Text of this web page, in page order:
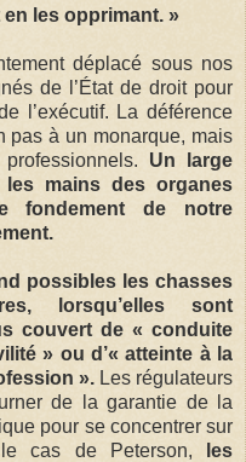
les opprimant. »
déplacé sous nos
de l’État de droit pour
l’exécutif. La déférence
pas à un monarque, mais
Un large
mains des organes
fondement de notre
possibles les chasses
lorsqu’elles sont
couvert de « conduite
» ou d’« atteinte à la
». Les régulateurs
de la garantie de la
pour se concentrer sur
cas de Peterson,
les